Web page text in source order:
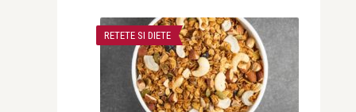
RETETE SI DIETE